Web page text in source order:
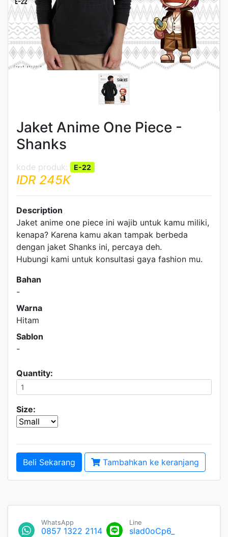
Jaket Anime One Piece -
Shanks
E-22
IDR 245K
Description
Jaket anime one piece ini wajib untuk kamu miliki,
kenapa? Karena kamu akan tampak berbeda
dengan jaket Shanks ini, percaya deh.
Hubungi kami untuk konsultasi gaya fashion mu.
Bahan
-
Warna
Hitam
Sablon
-
Quantity:
Size:
Beli Sekarang Tambahkan ke keranjang
WhatsApp
0857 1322 2114
Line
slad0oCp6_